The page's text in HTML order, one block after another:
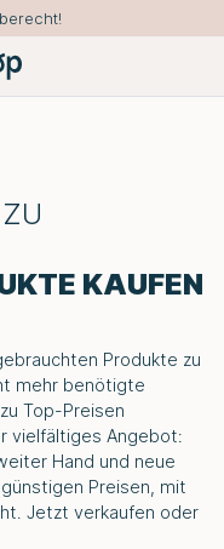
KAUFEN
Produkte zu
mehr benötigte
Top-Preisen
vielfältiges Angebot:
Hand und neue
Preisen, mit
Jetzt verkaufen oder